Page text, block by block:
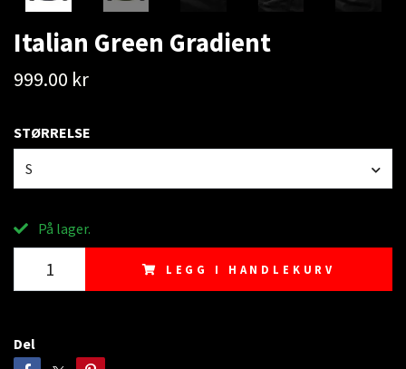
Italian Green Gradient
999.00 kr
STØRRELSE
S
På lager.
LEGG I HANDLEKURV
Del